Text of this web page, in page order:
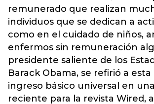
remunerado que realizan
individuos que se dedican a
como en el cuidado de niños,
enfermos sin remuneración
presidente saliente de los
Barack Obama, se refirió a
ingreso básico universal en
reciente para la revista Wired,